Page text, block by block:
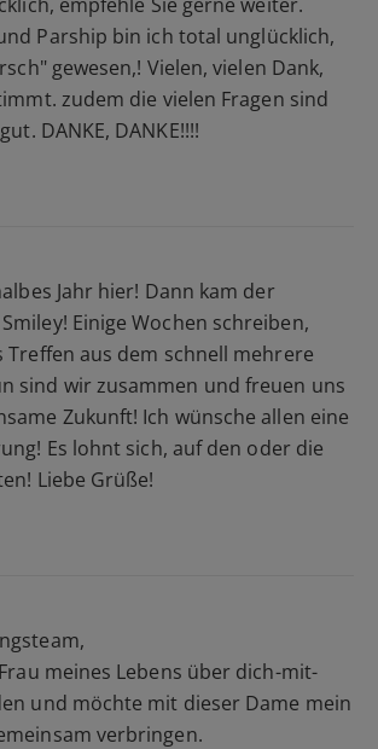
Parship bin ich total unglücklich,
gewesen,! Vielen, vielen Dank,
zudem die vielen Fragen sind
DANKE, DANKE!!!!
Jahr hier! Dann kam der
Einige Wochen schreiben,
Treffen aus dem schnell mehrere
sind wir zusammen und freuen uns
Zukunft! Ich wünsche allen eine
Es lohnt sich, auf den oder die
Liebe Grüße!
meines Lebens über dich-mit-
und möchte mit dieser Dame mein
verbringen.